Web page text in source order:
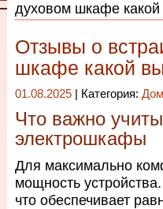
духовом шкафе какой
Отзывы о
шкафе какой
01.08.2025 | Категория:
Что важно
электрошкафы
Для максимально
мощность
что обеспечивает